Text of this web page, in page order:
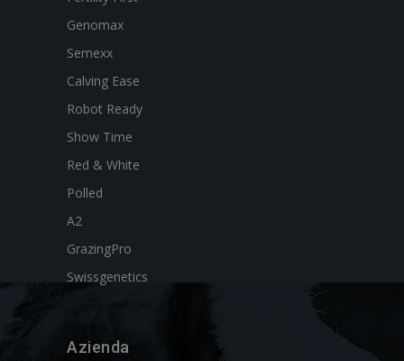
Genomax
Semexx
Calving Ease
Robot Ready
Show Time
Red & White
Polled
A2
GrazingPro
Swissgenetics
Azienda